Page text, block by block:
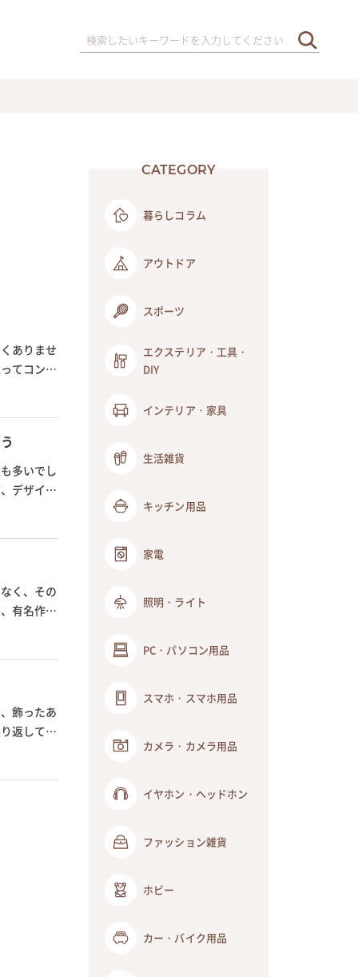
ありませ
てコンパ
多いでし
デザイン
く、その
有名作家
飾ったあ
返して使
CATEGORY
暮らしコラム
アウトドア
スポーツ
エクステリア・工具・
DIY
インテリア・家具
生活雑貨
キッチン用品
家電
照明・ライト
PC・パソコン用品
スマホ・スマホ用品
カメラ・カメラ用品
イヤホン・ヘッドホン
ファッション雑貨
ホビー
カー・バイク用品